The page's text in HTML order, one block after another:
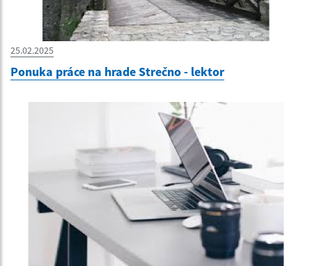
25.02.2025
Ponuka práce na hrade Strečno - lektor